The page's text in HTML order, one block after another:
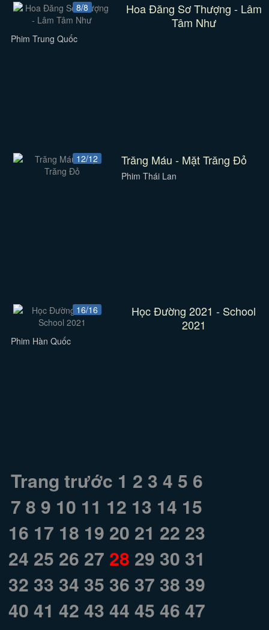
8/8
Hoa Đăng Sơ Thượng - Lâm
Tâm Như
Phim Trung Quốc
12/12 Trăng Máu - Mặt Trăng Đỏ
Phim Thái Lan
16/16
Học Đường 2021 - School
2021
Phim Hàn Quốc
Trang trước 1 2 3 4 5 6
7 8 9 10 11 12 13 14 15
16 17 18 19 20 21 22 23
24 25 26 27 28 29 30 31
32 33 34 35 36 37 38 39
40 41 42 43 44 45 46 47